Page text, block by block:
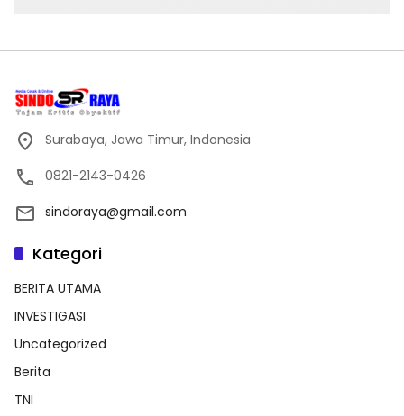
Surabaya, Jawa Timur, Indonesia
0821-2143-0426
sindoraya@gmail.com
Kategori
BERITA UTAMA
INVESTIGASI
Uncategorized
Berita
TNI